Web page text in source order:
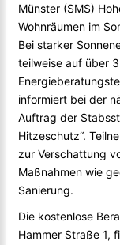
Münster (SMS)
Wohnräumen im
Bei starker
teilweise auf über
informiert bei der
Auftrag der
Hitzeschutz“.
zur Verschattung
Maßnahmen wie
Sanierung.
Die kostenlose
Hammer Straße 1,